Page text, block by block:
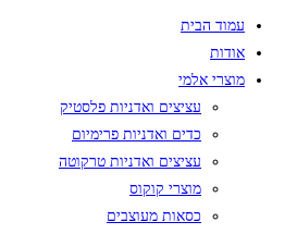
עמוד הבית
אודות
מוצרי אלמי
עציצים ואדניות פלסטיק
כדים ואדניות פרימיום
עציצים ואדניות טרקוטה
מוצרי קוקוס
כסאות מעוצבים